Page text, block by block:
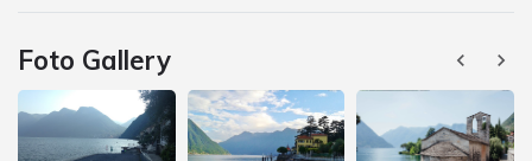
Foto Gallery